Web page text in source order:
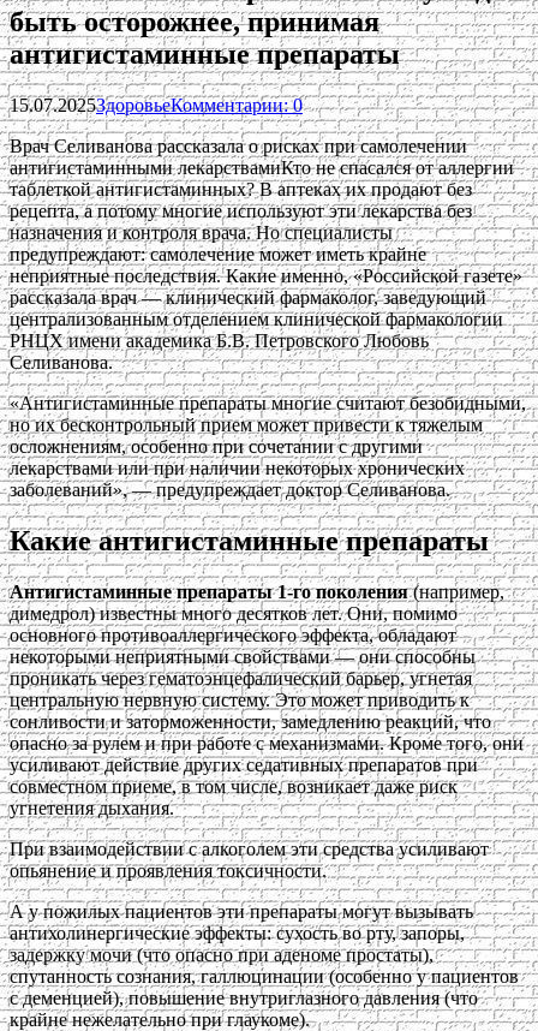
быть осторожнее, принимая
антигистаминные препараты
15.07.2025ЗдоровьеКомментарии: 0
Врач Селиванова рассказала о рисках при самолечении
антигистаминными лекарствамиКто не спасался от аллергии
таблеткой антигистаминных? В аптеках их продают без
рецепта, а потому многие используют эти лекарства без
назначения и контроля врача. Но специалисты
предупреждают: самолечение может иметь крайне
неприятные последствия. Какие именно, «Российской газете»
рассказала врач — клинический фармаколог, заведующий
централизованным отделением клинической фармакологии
РНЦХ имени академика Б.В. Петровского Любовь
Селиванова.
«Антигистаминные препараты многие считают безобидными,
но их бесконтрольный прием может привести к тяжелым
осложнениям, особенно при сочетании с другими
лекарствами или при наличии некоторых хронических
заболеваний», — предупреждает доктор Селиванова.
Какие антигистаминные препараты
Антигистаминные препараты 1-го поколения(например,
димедрол) известны много десятков лет. Они, помимо
основного противоаллергического эффекта, обладают
некоторыми неприятными свойствами — они способны
проникать через гематоэнцефалический барьер, угнетая
центральную нервную систему. Это может приводить к
сонливости и заторможенности, замедлению реакций, что
опасно за рулем и при работе с механизмами. Кроме того, они
усиливают действие других седативных препаратов при
совместном приеме, в том числе, возникает даже риск
угнетения дыхания.
При взаимодействии с алкоголем эти средства усиливают
опьянение и проявления токсичности.
А у пожилых пациентов эти препараты могут вызывать
антихолинергические эффекты: сухость во рту, запоры,
задержку мочи (что опасно при аденоме простаты),
спутанность сознания, галлюцинации (особенно у пациентов
с деменцией), повышение внутриглазного давления (что
крайне нежелательно при глаукоме).